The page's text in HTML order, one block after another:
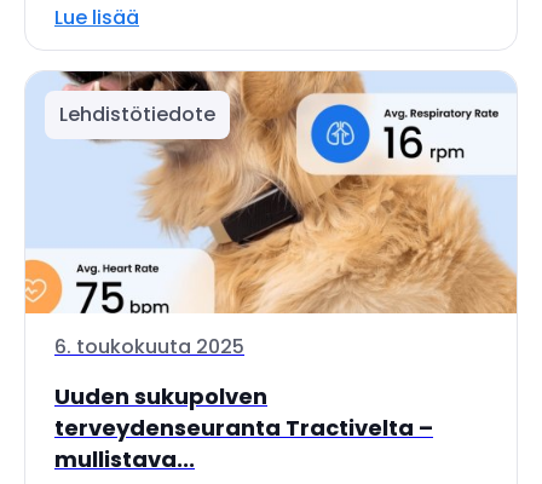
Lue lisää
Lehdistötiedote
6. toukokuuta 2025
Uuden sukupolven
terveydenseuranta Tractivelta –
mullistava...